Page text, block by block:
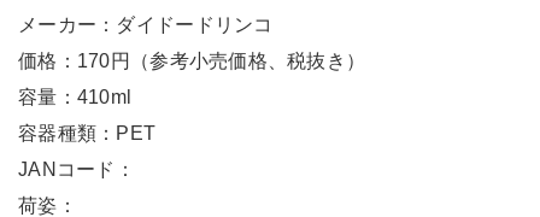
メーカー：ダイドードリンコ
価格：170円（参考小売価格、税抜き）
容量：410ml
容器種類：PET
JANコード：
荷姿：